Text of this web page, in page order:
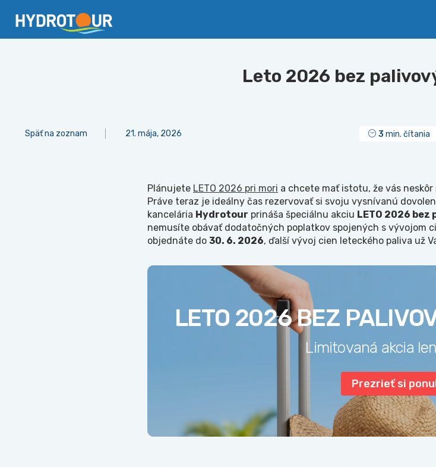
Leto 2026 bez
Späť na zoznam 21. mája, 2026 3 min. čítania
Plánujete LETO 2026 pri mori a chcete mať istotu, že vás neskôr
Práve teraz je ideálny čas rezervovať si svoju vysnívanú
kancelária Hydrotour prináša špeciálnu akciu LETO 2026
nemusíte obávať dodatočných poplatkov spojených s vývojom
objednáte do 30. 6. 2026, ďalší vývoj cien leteckého paliva už
LETO 2026 BEZ
Limitovaná akcia
Prezrieť si